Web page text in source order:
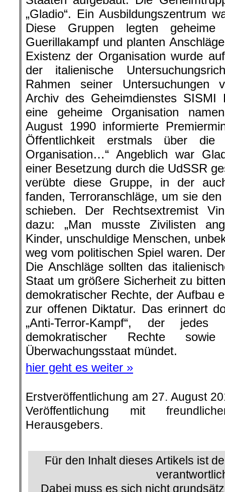
„Gladio“. Ein Ausbildungszentrum
Diese Gruppen legten
Guerillakampf und planten
Existenz der Organisation wurde
der italienische
Rahmen seiner Untersuchungen
Archiv des Geheimdienstes
eine geheime Organisation
August 1990 informierte
Öffentlichkeit erstmals über die
Organisation…“ Angeblich war
einer Besetzung durch die UdSSR
verübte diese Gruppe, in der
fanden, Terroranschläge, um sie
schieben. Der Rechtsextremist
dazu: „Man musste Zivilisten
Kinder, unschuldige Menschen,
weg vom politischen Spiel waren.
Die Anschläge sollten das
Staat um größere Sicherheit zu
demokratischer Rechte, der Aufbau
zur offenen Diktatur. Das erinnert
„Anti-Terror-Kampf“, der
demokratischer Rechte
Überwachungsstaat mündet.
hier geht es weiter »
Erstveröffentlichung am 27. August
Veröffentlichung mit
Herausgebers.
Für den Inhalt dieses Artikels ist
Dabei muss es sich nicht